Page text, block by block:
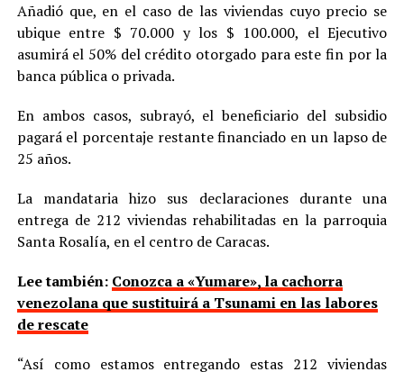
Añadió que, en el caso de las viviendas cuyo precio se
ubique entre $ 70.000 y los $ 100.000, el Ejecutivo
asumirá el 50% del crédito otorgado para este fin por la
banca pública o privada.
En ambos casos, subrayó, el beneficiario del subsidio
pagará el porcentaje restante financiado en un lapso de
25 años.
La mandataria hizo sus declaraciones durante una
entrega de 212 viviendas rehabilitadas en la parroquia
Santa Rosalía, en el centro de Caracas.
Lee también: Conozca a «Yumare», la cachorra
venezolana que sustituirá a Tsunami en las labores
de rescate
“Así como estamos entregando estas 212 viviendas